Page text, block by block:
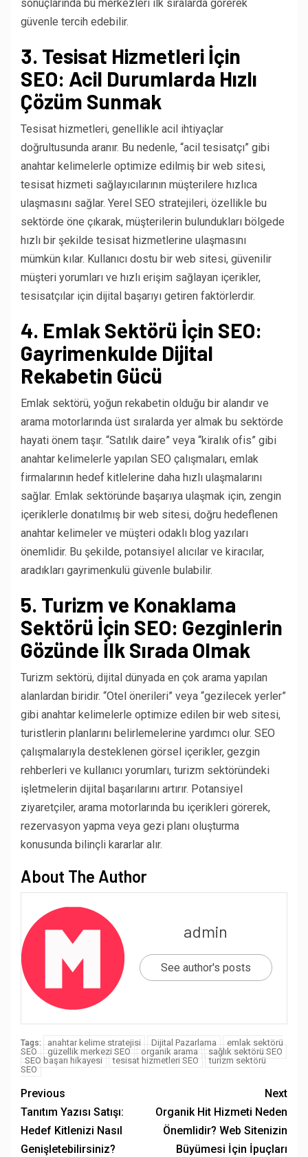
sonuçlarında bu merkezleri ilk sıralarda görerek
güvenle tercih edebilir.
3. Tesisat Hizmetleri İçin
SEO: Acil Durumlarda Hızlı
Çözüm Sunmak
Tesisat hizmetleri, genellikle acil ihtiyaçlar
doğrultusunda aranır. Bu nedenle, “acil tesisatçı” gibi
anahtar kelimelerle optimize edilmiş bir web sitesi,
tesisat hizmeti sağlayıcılarının müşterilere hızlıca
ulaşmasını sağlar. Yerel SEO stratejileri, özellikle bu
sektörde öne çıkarak, müşterilerin bulundukları bölgede
hızlı bir şekilde tesisat hizmetlerine ulaşmasını
mümkün kılar. Kullanıcı dostu bir web sitesi, güvenilir
müşteri yorumları ve hızlı erişim sağlayan içerikler,
tesisatçılar için dijital başarıyı getiren faktörlerdir.
4. Emlak Sektörü İçin SEO:
Gayrimenkulde Dijital
Rekabetin Gücü
Emlak sektörü, yoğun rekabetin olduğu bir alandır ve
arama motorlarında üst sıralarda yer almak bu sektörde
hayati önem taşır. “Satılık daire” veya “kiralık ofis” gibi
anahtar kelimelerle yapılan SEO çalışmaları, emlak
firmalarının hedef kitlelerine daha hızlı ulaşmalarını
sağlar. Emlak sektöründe başarıya ulaşmak için, zengin
içeriklerle donatılmış bir web sitesi, doğru hedeflenen
anahtar kelimeler ve müşteri odaklı blog yazıları
önemlidir. Bu şekilde, potansiyel alıcılar ve kiracılar,
aradıkları gayrimenkulü güvenle bulabilir.
5. Turizm ve Konaklama
Sektörü İçin SEO: Gezginlerin
Gözünde İlk Sırada Olmak
Turizm sektörü, dijital dünyada en çok arama yapılan
alanlardan biridir. “Otel önerileri” veya “gezilecek yerler”
gibi anahtar kelimelerle optimize edilen bir web sitesi,
turistlerin planlarını belirlemelerine yardımcı olur. SEO
çalışmalarıyla desteklenen görsel içerikler, gezgin
rehberleri ve kullanıcı yorumları, turizm sektöründeki
işletmelerin dijital başarılarını artırır. Potansiyel
ziyaretçiler, arama motorlarında bu içerikleri görerek,
rezervasyon yapma veya gezi planı oluşturma
konusunda bilinçli kararlar alır.
About The Author
admin
See author's posts
Tags: anahtar kelime stratejisi Dijital Pazarlama
emlak sektörü
SEO
güzellik merkezi SEO organik arama
sağlık sektörü SEO
SEO başarı hikayesi
tesisat hizmetleri SEO
turizm sektörü
SEO
Previous
Tanıtım Yazısı Satışı:
Hedef Kitlenizi Nasıl
Genişletebilirsiniz?
Next
Organik Hit Hizmeti Neden
Önemlidir? Web Sitenizin
Büyümesi İçin İpuçları